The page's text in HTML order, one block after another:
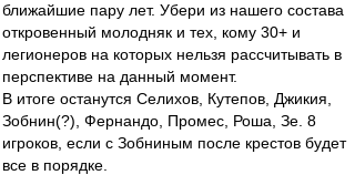
ближайшие пару лет. Убери из нашего состава
откровенный молодняк и тех, кому 30+ и
легионеров на которых нельзя рассчитывать в
перспективе на данный момент.
В итоге останутся Селихов, Кутепов, Джикия,
Зобнин(?), Фернандо, Промес, Роша, Зе. 8
игроков, если с Зобниным после крестов будет
все в порядке.